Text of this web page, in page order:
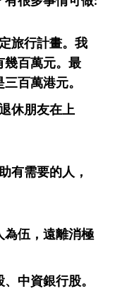
旅行計畫。我
幾百萬元。最
三百萬港元。
休朋友在上
有需要的人，
為伍，遠離消極
中資銀行股。